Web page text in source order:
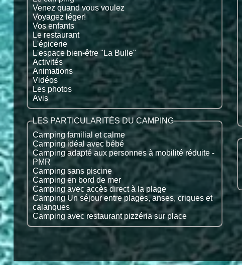
Venez quand vous voulez
Voyagez léger!
Vos enfants
Le restaurant
L'épicerie
L'espace bien-être "La Bulle"
Activités
Animations
Vidéos
Les photos
Avis
LES PARTICULARITÉS DU CAMPING
Camping familial et calme
Camping idéal avec bébé
Camping adapté aux personnes à mobilité réduite -
PMR
Camping sans piscine
Camping en bord de mer
Camping avec accès direct à la plage
Camping Un séjour entre plages, anses, criques et
calanques
Camping avec restaurant pizzéria sur place